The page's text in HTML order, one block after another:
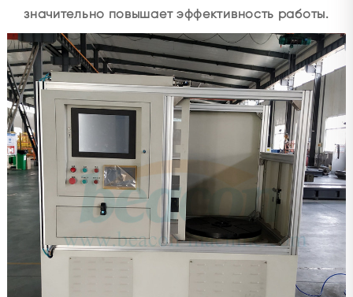
значительно повышает эффективность работы.